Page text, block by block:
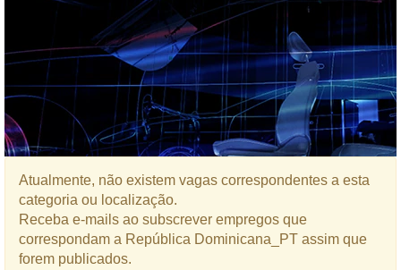
Atualmente, não existem vagas correspondentes a esta
categoria ou localização.
Receba e-mails ao subscrever empregos que
correspondam a República Dominicana_PT assim que
forem publicados.